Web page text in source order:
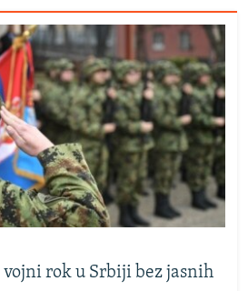
vojni rok u Srbiji bez jasnih